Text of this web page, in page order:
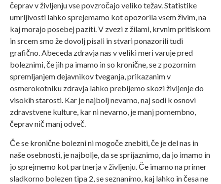
čeprav v življenju vse povzročajo veliko težav. Statistike
umrljivosti lahko sprejemamo kot opozorila vsem živim, na
kaj morajo posebej paziti. V zvezi z žilami, krvnim pritiskom
in srcem smo že dovolj pisali in stvari ponazorili tudi
grafično. Abeceda zdravja nas v veliki meri varuje pred
boleznimi, če jih pa imamo in so kronične, se z pozornim
spremljanjem dejavnikov tveganja, prikazanim v
osmerokotniku zdravja lahko prebijemo skozi življenje do
visokih starosti. Kar je najbolj nevarno, naj sodi k osnovi
zdravstvene kulture, kar ni nevarno, je manj pomembno,
čeprav nič manj odveč.
Če se kronične bolezni ni mogoče znebiti, če je del nas in
naše osebnosti, je najbolje, da se sprijaznimo, da jo imamo in
jo sprejmemo kot partnerja v življenju. Če imamo na primer
sladkorno bolezen tipa 2, se seznanímo, kaj lahko in česa ne